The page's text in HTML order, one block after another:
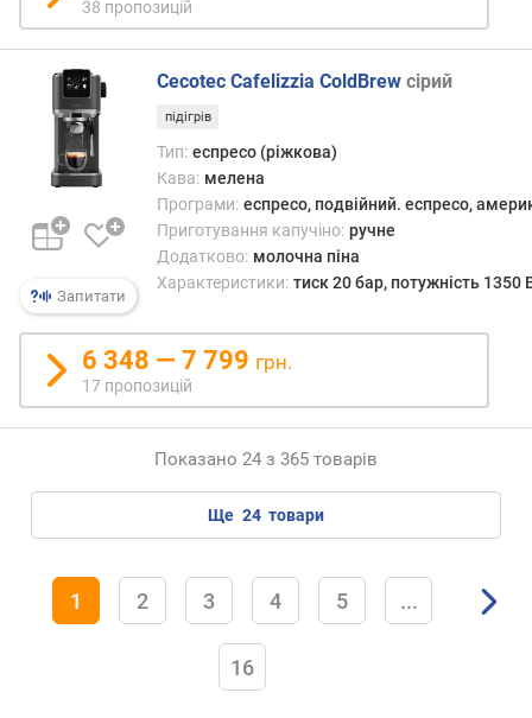
в
ж
и
н
а
к
б
е
л
ю
(
м
г
(
38 пропозицій
Запитати
Cecotec Cafelizzia ColdBrew сірий
підігрів
Тип: еспресо (ріжкова)
Кава: мелена
Програми: еспресо, подвійний. еспресо,
Приготування капучіно: ручне
Додатково: молочна піна
Характеристики: тиск 20 бар, потужність 1350
6 348 — 7 799 грн.
17 пропозицій
Показано 24 з 365 товарів
ще 24 товари
1 2 3 4 5 ...
16